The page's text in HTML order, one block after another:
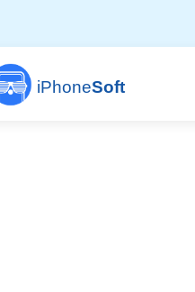
iPhoneSoft